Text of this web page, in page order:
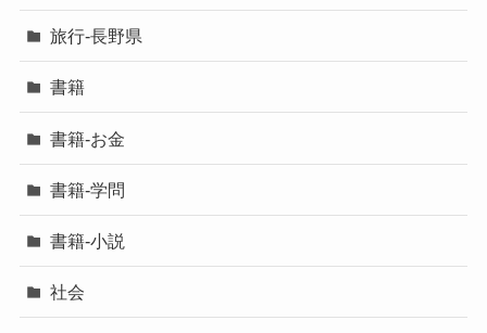
旅行-長野県
書籍
書籍-お金
書籍-学問
書籍-小説
社会